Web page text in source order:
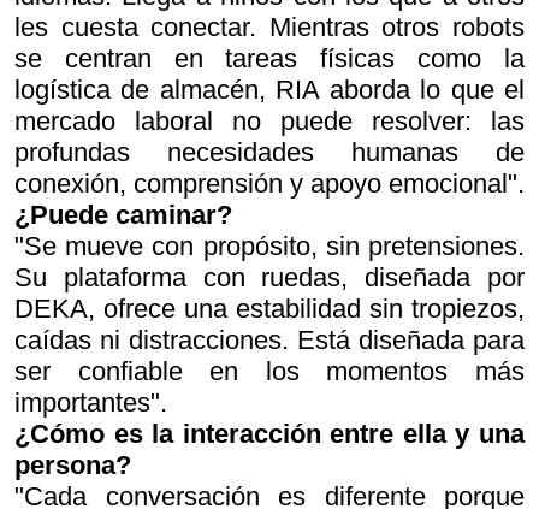
les cuesta conectar. Mientras otros robots
se centran en tareas físicas como la
logística de almacén, RIA aborda lo que el
mercado laboral no puede resolver: las
profundas necesidades humanas de
conexión, comprensión y apoyo emocional".
¿Puede caminar?
"Se mueve con propósito, sin pretensiones.
Su plataforma con ruedas, diseñada por
DEKA, ofrece una estabilidad sin tropiezos,
caídas ni distracciones. Está diseñada para
ser confiable en los momentos más
importantes".
¿Cómo es la interacción entre ella y una
persona?
"Cada conversación es diferente porque